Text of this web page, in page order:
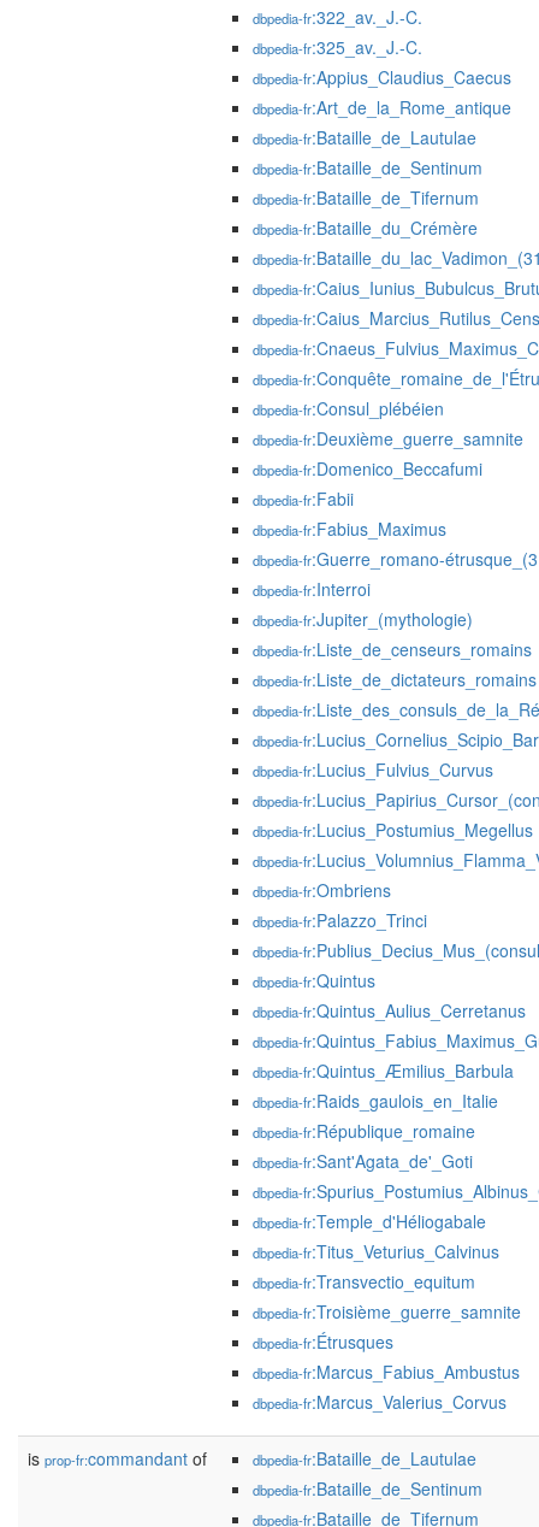
dbpedia-fr:322_av._J.-C.
dbpedia-fr:325_av._J.-C.
dbpedia-fr:Appius_Claudius_Caecus
dbpedia-fr:Art_de_la_Rome_antique
dbpedia-fr:Bataille_de_Lautulae
dbpedia-fr:Bataille_de_Sentinum
dbpedia-fr:Bataille_de_Tifernum
dbpedia-fr:Bataille_du_Crémère
dbpedia-fr
dbpedia-fr
dbpedia-fr
dbpedia-fr
dbpedia-fr
dbpedia-fr:Consul_plébéien
dbpedia-fr:Deuxième_guerre_samnite
dbpedia-fr:Domenico_Beccafumi
dbpedia-fr:Fabii
dbpedia-fr:Fabius_Maximus
dbpedia-fr:Guerre_romano-
dbpedia-fr:Interroi
dbpedia-fr:Jupiter_(mythologie)
dbpedia-fr:Liste_de_censeurs_romains
dbpedia-fr:Liste_de_dictateurs_romains
dbpedia-fr
dbpedia-fr
dbpedia-fr:Lucius_Fulvius_Curvus
dbpedia-fr
dbpedia-fr:Lucius_Postumius_Megellus
dbpedia-fr
dbpedia-fr:Ombriens
dbpedia-fr:Palazzo_Trinci
dbpedia-fr
dbpedia-fr:Quintus
dbpedia-fr:Quintus_Aulius_Cerretanus
dbpedia-fr
dbpedia-fr:Quintus_Æmilius_Barbula
dbpedia-fr:Raids_gaulois_en_Italie
dbpedia-fr:République_romaine
dbpedia-fr:Sant'Agata_de'_Goti
dbpedia-fr
dbpedia-fr:Temple_d'Héliogabale
dbpedia-fr:Titus_Veturius_Calvinus
dbpedia-fr:Transvectio_equitum
dbpedia-fr:Troisième_guerre_samnite
dbpedia-fr:Étrusques
dbpedia-fr:Marcus_Fabius_Ambustus
dbpedia-fr:Marcus_Valerius_Corvus
is prop-fr:commandant of dbpedia-fr:Bataille_de_Lautulae
dbpedia-fr:Bataille_de_Sentinum
dbpedia-fr:Bataille_de_Tifernum